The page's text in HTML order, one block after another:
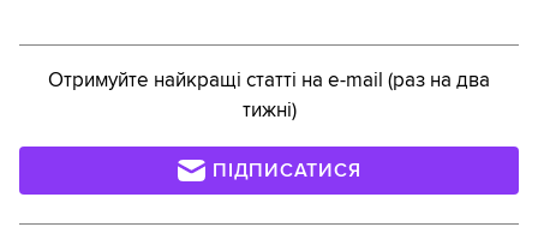
Отримуйте найкращі статті на e-mail (раз на два
тижні)
ПІДПИСАТИСЯ